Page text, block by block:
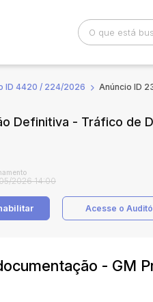
Categoria
ID 4420 / 224/2026 Anúncio ID
Definitiva - Tráfico de
2026 14:00
Acesse o
- GM